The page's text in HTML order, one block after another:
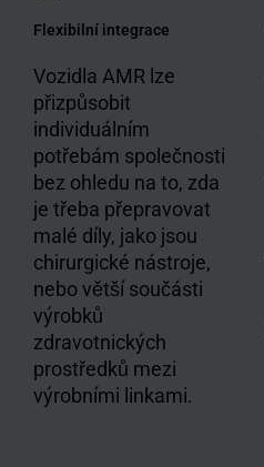
Flexibilní integrace
Vozidla AMR lze
přizpůsobit
individuálním
potřebám společnosti
bez ohledu na to, zda
je třeba přepravovat
malé díly, jako jsou
chirurgické nástroje,
nebo větší součásti
výrobků
zdravotnických
prostředků mezi
výrobními linkami.